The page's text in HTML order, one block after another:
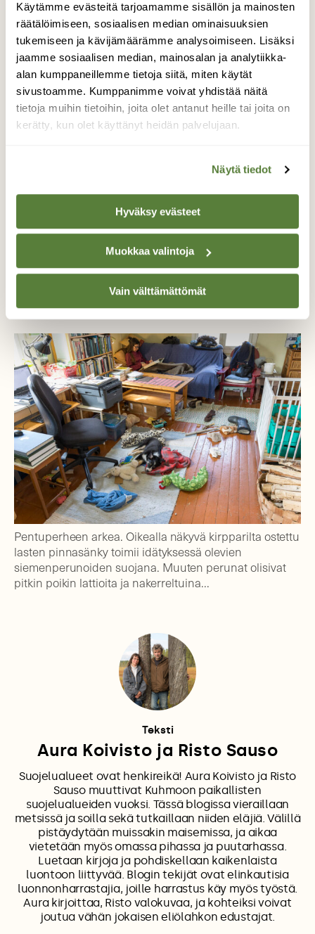
Käytämme evästeitä tarjoamamme sisällön ja mainosten
räätälöimiseen, sosiaalisen median ominaisuuksien
tukemiseen ja kävijämäärämme analysoimiseen. Lisäksi
jaamme sosiaalisen median, mainosalan ja analytiikka-
alan kumppaneillemme tietoja siitä, miten käytät
sivustoamme. Kumppanimme voivat yhdistää näitä
tietoja muihin tietoihin, joita olet antanut heille tai joita on
kerätty, kun olet käyttänyt heidän palvelujaan.
Näytä tiedot
Hyväksy evästeet
Muokkaa valintoja
Vain välttämättömät
Vaikuttaa siltä, että ainakin toistaiseksi Vekun
mielestä meidän kaikkien on retkeiltävä yhdessä
ja oltava yhtä aikaa näkyvillä, muuten hätä
iskee. Niinpä vielä menee aikaa, ennen kuin
retkeily sujuu samaan tapaan itsestään selvästi
Mutta tottahan lapselle täytyy antaa aikaa oppia
Juuri siksi koiraton elämä tuntui vaikealta.
Jotakin puuttui: se välitön ilo, joka
koirakaverista huokuu. Tarttuva,
molemminpuolinen, jaettu ilo. Ja siinä suhteessa
Vekku on jo kykynsä näyttänyt!
Pentuperheen arkea. Oikealla näkyvä kirpparilta ostettu
lasten pinnasänky toimii idätyksessä olevien
siemenperunoiden suojana. Muuten perunat olisivat
pitkin poikin lattioita ja nakerreltuina…
Teksti
Aura Koivisto ja Risto Sauso
Suojelualueet ovat henkireikä! Aura Koivisto ja Risto
Sauso muuttivat Kuhmoon paikallisten
suojelualueiden vuoksi. Tässä blogissa vieraillaan
metsissä ja soilla sekä tutkaillaan niiden eläjiä. Välillä
pistäydytään muissakin maisemissa, ja aikaa
vietetään myös omassa pihassa ja puutarhassa.
Luetaan kirjoja ja pohdiskellaan kaikenlaista
luontoon liittyvää. Blogin tekijät ovat elinkautisia
luonnonharrastajia, joille harrastus käy myös työstä.
Aura kirjoittaa, Risto valokuvaa, ja kohteiksi voivat
joutua vähän jokaisen eliölahkon edustajat.